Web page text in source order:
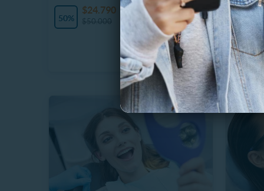
50%
25 Vendidos
$24.790
41%